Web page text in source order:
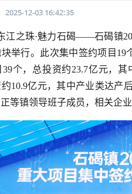
2025-12-03 16:42:35
江之珠·魅力石碣——石碣镇
举行。此次集中签约项目19
个，总投资约23.7亿元，
10.9亿元，其中产业类达产
等镇领导班子成员，相关企